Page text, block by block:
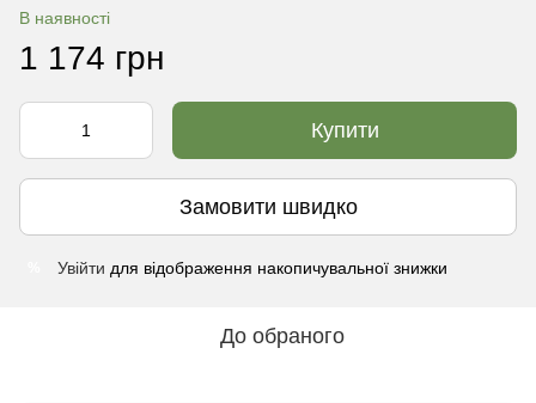
В наявності
1 174 грн
Купити
Замовити швидко
Увійти для відображення накопичувальної знижки
До обраного